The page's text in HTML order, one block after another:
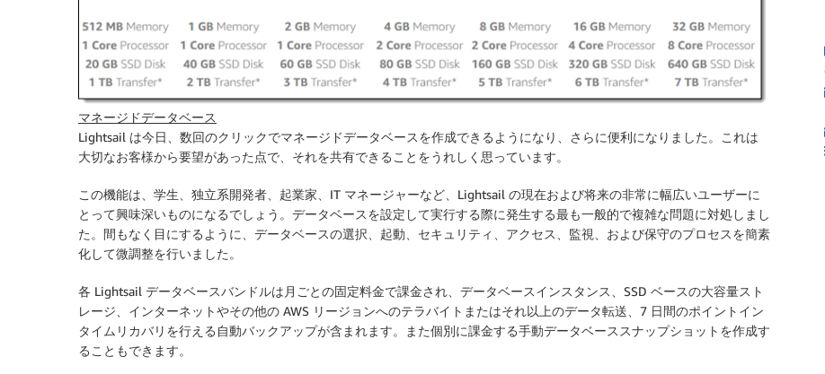
マネージドデータベース
Lightsail は今日、数回のクリックでマネージドデータベースを作成できるようになり、さらに便利になりました。これは
大切なお客様から要望があった点で、それを共有できることをうれしく思っています。
この機能は、学生、独立系開発者、起業家、IT マネージャーなど、Lightsail の現在および将来の非常に幅広いユーザーに
とって興味深いものになるでしょう。データベースを設定して実行する際に発生する最も一般的で複雑な問題に対処しまし
た。間もなく目にするように、データベースの選択、起動、セキュリティ、アクセス、監視、および保守のプロセスを簡素
化して微調整を行いました。
各 Lightsail データベースバンドルは月ごとの固定料金で課金され、データベースインスタンス、SSD ベースの大容量スト
レージ、インターネットやその他の AWS リージョンへのテラバイトまたはそれ以上のデータ転送、7 日間のポイントイン
タイムリカバリを行える自動バックアップが含まれます。また個別に課金する手動データベーススナップショットを作成す
ることもできます。